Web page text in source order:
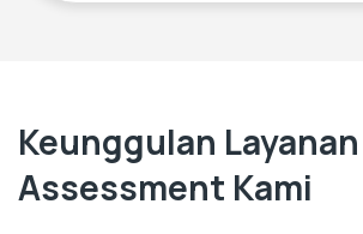
Keunggulan Layanan
Assessment Kami